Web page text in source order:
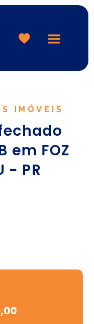
IMÓVEIS
em FOZ
- PR